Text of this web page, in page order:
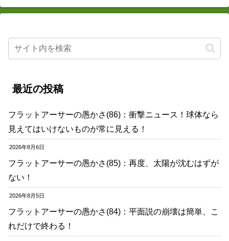
最近の投稿
フラットアーサーの愚かさ(86)：衝撃ニュース！球体なら
見えてはいけないものが常に見える！
2026年8月6日
フラットアーサーの愚かさ(85)：再度、太陽が沈むはずが
ない！
2026年8月5日
フラットアーサーの愚かさ(84)：平面説の崩壊は簡単、こ
れだけで終わる！